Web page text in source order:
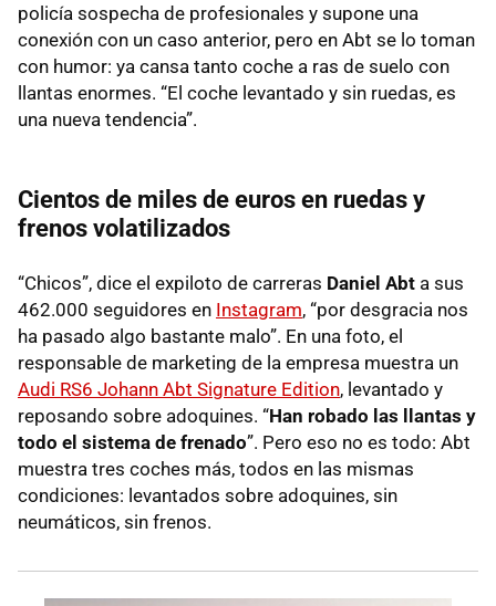
policía sospecha de profesionales y supone una
conexión con un caso anterior, pero en Abt se lo toman
con humor: ya cansa tanto coche a ras de suelo con
llantas enormes. “El coche levantado y sin ruedas, es
una nueva tendencia”.
Cientos de miles de euros en ruedas y
frenos volatilizados
“Chicos”, dice el expiloto de carreras Daniel Abt a sus
462.000 seguidores en Instagram, “por desgracia nos
ha pasado algo bastante malo”. En una foto, el
responsable de marketing de la empresa muestra un
Audi RS6 Johann Abt Signature Edition, levantado y
reposando sobre adoquines. “Han robado las llantas y
todo el sistema de frenado”. Pero eso no es todo: Abt
muestra tres coches más, todos en las mismas
condiciones: levantados sobre adoquines, sin
neumáticos, sin frenos.